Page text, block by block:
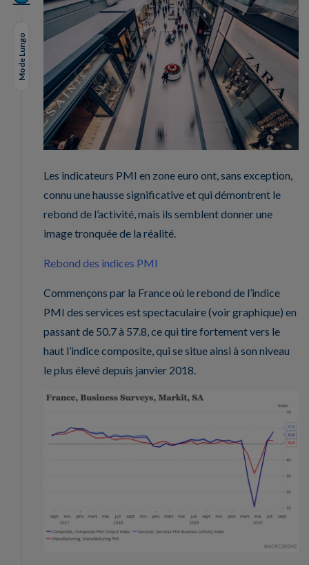
Mode Lungo
Les indicateurs PMI en zone euro ont, sans exception,
connu une hausse significative et qui démontrent le
rebond de l’activité, mais ils semblent donner une
image tronquée de la réalité.
Rebond des indices PMI
Commençons par la France où le rebond de l’indice
PMI des services est spectaculaire (voir graphique) en
passant de 50.7 à 57.8, ce qui tire fortement vers le
haut l’indice composite, qui se situe ainsi à son niveau
le plus élevé depuis janvier 2018.